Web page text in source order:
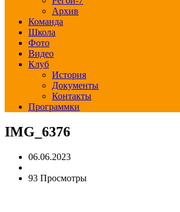
Архив
Команда
Школа
Фото
Видео
Клуб
История
Документы
Контакты
Программки
IMG_6376
06.06.2023
93 Просмотры